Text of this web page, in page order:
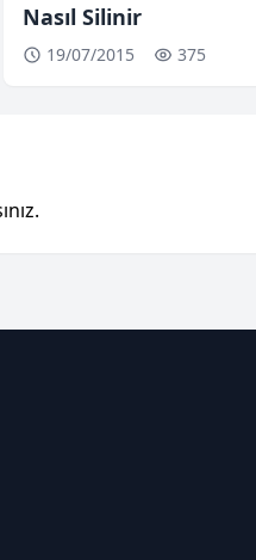
Nasıl Silinir
19/07/2015 375
.